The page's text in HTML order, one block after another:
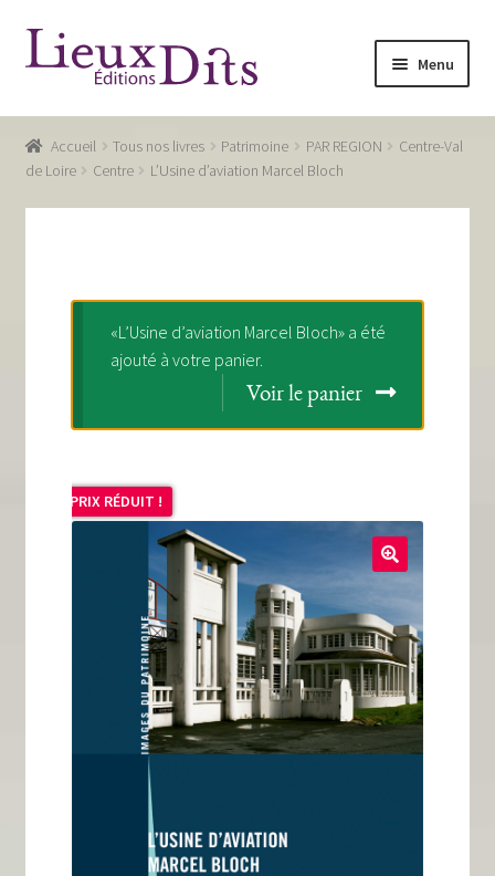
Aller
à
navigation
Aller
au
Menu
Accueil
Commande
Conditions générales de vente
Mentions légales / Données personnelles
Tous nos livres
Qui sommes-nous ?
Les éditions Lieux Dits
Accueil Tous nos livres Patrimoine PAR REGION
Centre-Val
de Loire
Centre L’Usine d’aviation Marcel Bloch
«L’Usine d’aviation Marcel Bloch» a été
ajouté à votre panier.
Voir le panier
PRIX RÉDUIT !